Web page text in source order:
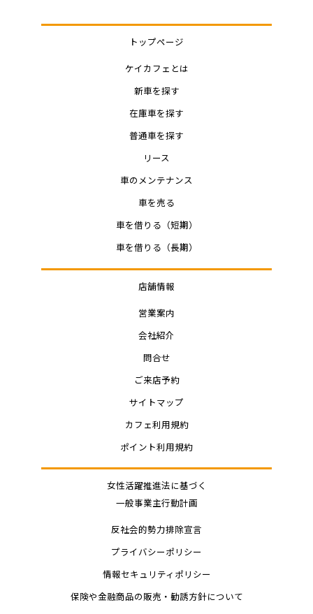
トップページ
ケイカフェとは
新車を探す
在庫車を探す
普通車を探す
リース
車のメンテナンス
車を売る
車を借りる（短期）
車を借りる（長期）
店舗情報
営業案内
会社紹介
問合せ
ご来店予約
サイトマップ
カフェ利用規約
ポイント利用規約
女性活躍推進法に基づく
一般事業主行動計画
反社会的勢力排除宣言
プライバシーポリシー
情報セキュリティポリシー
保険や金融商品の販売・勧誘方針について